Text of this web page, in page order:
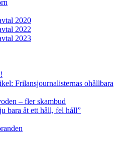
2020
2022
2023
Frilansjournalisternas ohållbara
– fler skambud
bara åt ett håll, fel håll”